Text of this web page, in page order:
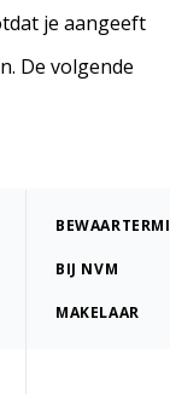
je aangeeft
De volgende
BIJ NVM
MAKELAAR